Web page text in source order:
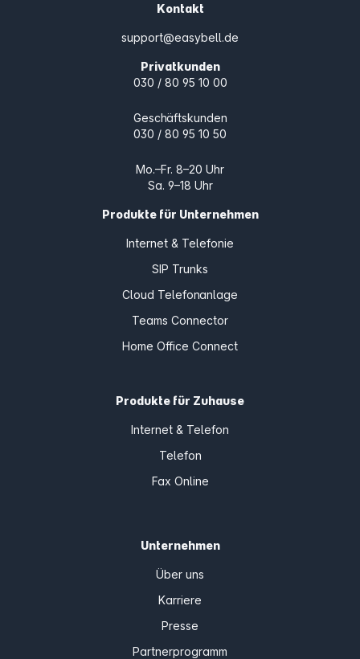
Kontakt
support@easybell.de
Privatkunden
030 / 80 95 10 00
Geschäftskunden
030 / 80 95 10 50
Mo.–Fr. 8–20 Uhr
Sa. 9–18 Uhr
Produkte für Unternehmen
Internet & Telefonie
SIP Trunks
Cloud Telefonanlage
Teams Connector
Home Office Connect
Produkte für Zuhause
Internet & Telefon
Telefon
Fax Online
Unternehmen
Über uns
Karriere
Presse
Partnerprogramm